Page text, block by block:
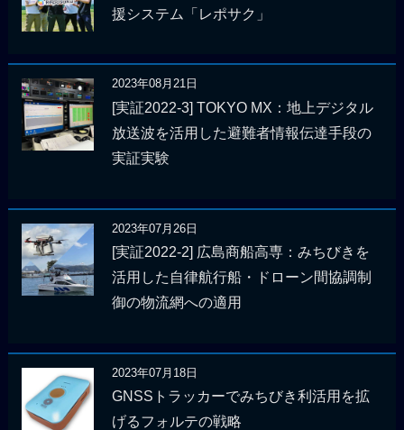
援システム「レポサク」
2023年08月21日
[実証2022-3] TOKYO MX：地上デジタル
放送波を活用した避難者情報伝達手段の
実証実験
2023年07月26日
[実証2022-2] 広島商船高専：みちびきを
活用した自律航行船・ドローン間協調制
御の物流網への適用
2023年07月18日
GNSSトラッカーでみちびき利活用を拡
げるフォルテの戦略